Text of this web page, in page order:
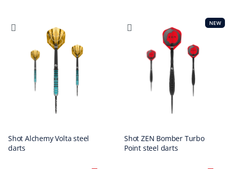
Shot Alchemy Volta steel
darts
NEW
Shot ZEN Bomber Turbo
Point steel darts